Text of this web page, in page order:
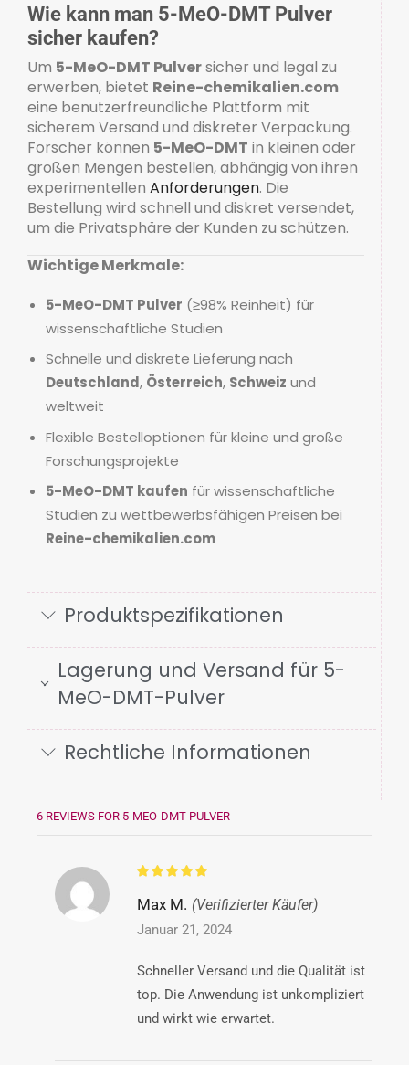
Wie kann man 5-MeO-DMT Pulver
sicher kaufen?
Um 5-MeO-DMT Pulversicher und legal zu
erwerben, bietet Reine-chemikalien.com
eine benutzerfreundliche Plattform mit
sicherem Versand und diskreter Verpackung.
Forscher können 5-MeO-DMT in kleinen oder
großen Mengen bestellen, abhängig von ihren
experimentellen Anforderungen. Die
Bestellung wird schnell und diskret versendet,
um die Privatsphäre der Kunden zu schützen.
Wichtige Merkmale:
5-MeO-DMT Pulver (≥98% Reinheit) für
wissenschaftliche Studien
Schnelle und diskrete Lieferung nach
Deutschland, Österreich, Schweiz und
weltweit
Flexible Bestelloptionen für kleine und große
Forschungsprojekte
5-MeO-DMT kaufen für wissenschaftliche
Studien zu wettbewerbsfähigen Preisen bei
Reine-chemikalien.com
Produktspezifikationen
Lagerung und Versand für 5-
MeO-DMT-Pulver
Rechtliche Informationen
6 REVIEWS FOR 5-MEO-DMT PULVER
Max M. (Verifizierter Käufer)
Januar 21, 2024
Schneller Versand und die Qualität ist
top. Die Anwendung ist unkompliziert
und wirkt wie erwartet.